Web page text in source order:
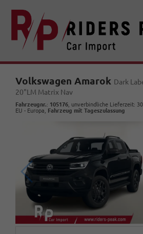
Volkswagen Amarok Dark
20"LM Matrix Nav
Fahrzeugnr.: 105176 , unverbindliche Lieferzeit:
EU - Europa, Fahrzeug mit Tageszulassung